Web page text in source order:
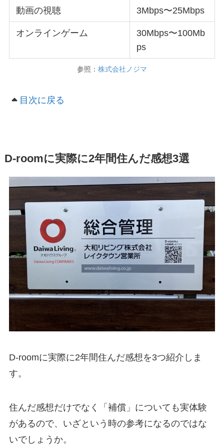
動画の視聴 3Mbps〜25Mbps
オンラインゲーム
30Mbps〜100Mb
ps
参照： 株式会社ノジマ
目次に戻る
D-roomに実際に2年間住んだ感想3選
D-roomに実際に2年間住んだ感想を3つ紹介しま
す。
住んだ感想だけでなく「補償」についても実体験
があるので、いざという時の参考になるのではな
いでしょうか。